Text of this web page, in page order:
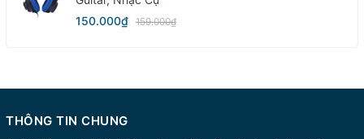
150.000₫ 159.000₫
THÔNG TIN CHUNG